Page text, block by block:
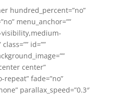
hundred_percent=”no”
menu_anchor=””
visibility,medium-
id=””
center”
repeat” fade=”no”
parallax_speed=”0.3″